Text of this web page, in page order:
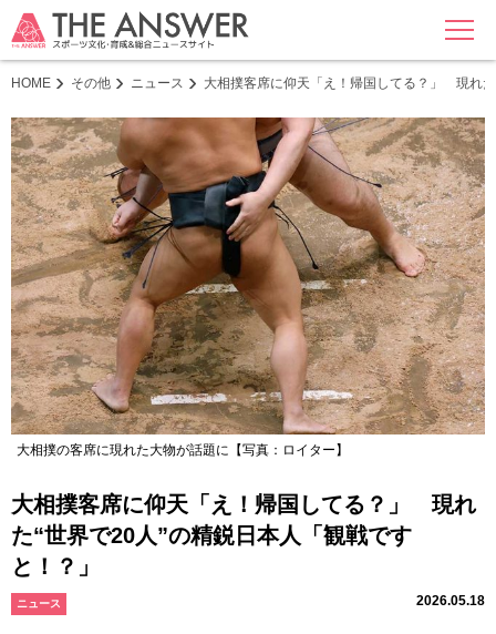
MENU
HOME その他 ニュース 大相撲客席に仰天「え！帰国してる？」 現れ
大相撲の客席に現れた大物が話題に【写真：ロイター】
大相撲客席に仰天「え！帰国してる？」 現れ
た“世界で20人”の精鋭日本人「観戦です
と！？」
ニュース 2026.05.18